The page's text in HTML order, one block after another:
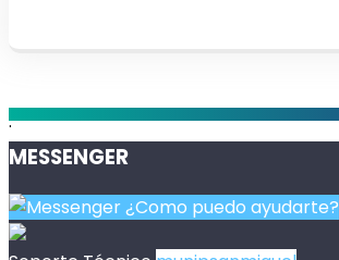
.
MESSENGER
¿Como puedo ayudarte?